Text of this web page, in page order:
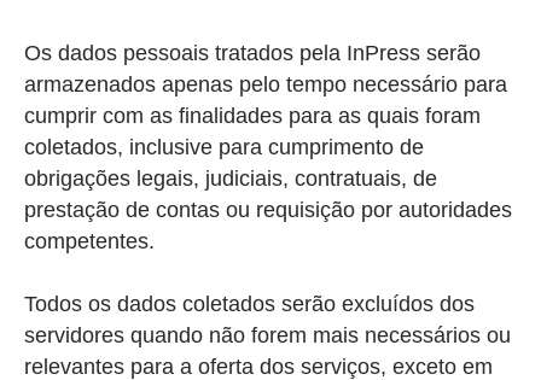
Os dados pessoais tratados pela InPress serão
armazenados apenas pelo tempo necessário para
cumprir com as finalidades para as quais foram
coletados, inclusive para cumprimento de
obrigações legais, judiciais, contratuais, de
prestação de contas ou requisição por autoridades
competentes.
Todos os dados coletados serão excluídos dos
servidores quando não forem mais necessários ou
relevantes para a oferta dos serviços, exceto em